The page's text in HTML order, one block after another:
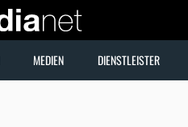
MEDIEN DIENSTLEISTER